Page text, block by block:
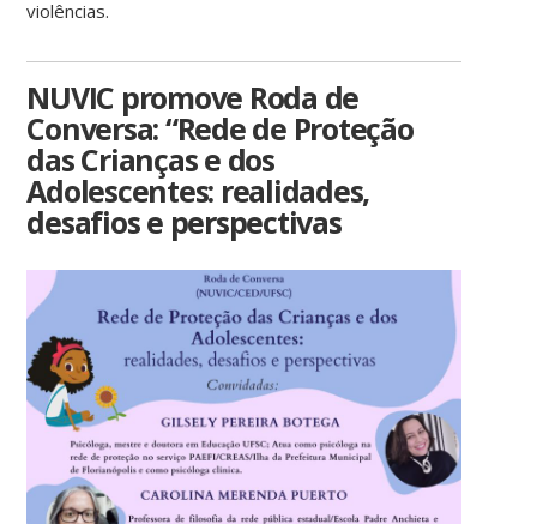
violências.
NUVIC promove Roda de
Conversa: “Rede de Proteção
das Crianças e dos
Adolescentes: realidades,
desafios e perspectivas